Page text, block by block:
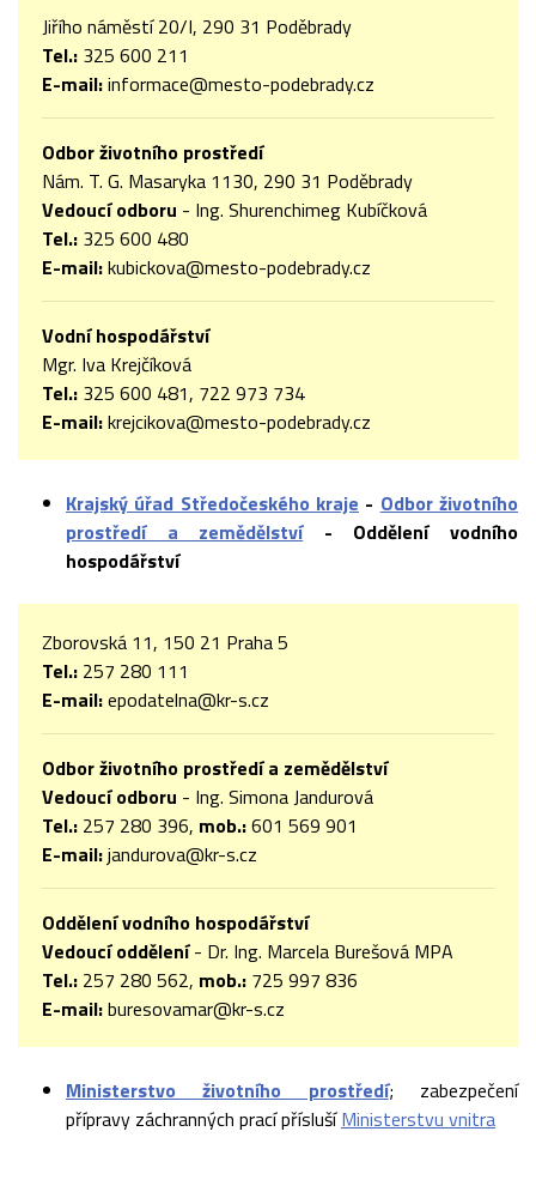
Jiřího náměstí 20/I, 290 31 Poděbrady
Tel.: 325 600 211
E-mail:informace@mesto-podebrady.cz
Odbor životního prostředí
Nám. T. G. Masaryka 1130, 290 31 Poděbrady
Vedoucí odboru - Ing. Shurenchimeg Kubíčková
Tel.: 325 600 480
E-mail:kubickova@mesto-podebrady.cz
Vodní hospodářství
Mgr. Iva Krejčíková
Tel.: 325 600 481, 722 973 734
E-mail:krejcikova@mesto-podebrady.cz
Krajský úřad Středočeského kraje - Odbor životního
prostředí a zemědělství- Oddělení vodního
hospodářství
Zborovská 11, 150 21 Praha 5
Tel.: 257 280 111
E-mail:epodatelna@kr-s.cz
Odbor životního prostředí a zemědělství
Vedoucí odboru - Ing. Simona Jandurová
Tel.: 257 280 396, mob.:601 569 901
E-mail:jandurova@kr-s.cz
Oddělení vodního hospodářství
Vedoucí oddělení - Dr. Ing. Marcela Burešová MPA
Tel.: 257 280 562, mob.: 725 997 836
E-mail:buresovamar@kr-s.cz
Ministerstvo životního prostředí; zabezpečení
přípravy záchranných prací příslušíMinisterstvu vnitra